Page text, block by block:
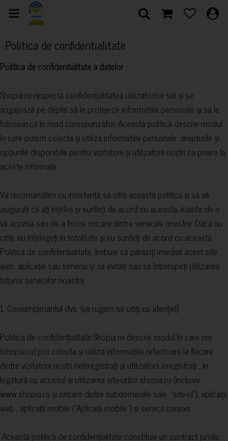
Politica de confidentialitate
Politica de confidentialitate a datelor
Shopia.ro respectă confidențialitatea utilizatorilor săi și se
angajează pe deplin să le protejeze informațiile personale și să le
folosească în mod corespunzător. Această politică descrie modul
în care putem colecta și utiliza informațiile personale ,drepturile și
opțiunile disponibile pentru vizitatorii și utilizatorii noștri cu privire la
aceste informații.
Vă recomandăm cu insistență să citiți această politică și să vă
asigurați că ați înțeles și sunteți de acord cu aceasta, înainte de a
vă accesa sau de a folosi oricare dintre serviciile noastre. Dacă nu
citiți, nu înțelegeți în totalitate și nu sunteți de acord cu această
Politică de confidențialitate, trebuie să părăsiți imediat acest site
web, aplicație sau serviciu și să evitați sau să întrerupeți utilizarea
tuturor serviciilor noastre.
1. Consimțământul dvs. (vă rugăm să citiți cu atenție!)
Politica de confidențialitate Shopia.ro descrie modul în care noi
(shopia.ro) pot colecta și utiliza informațiile referitoare la fiecare
dintre vizitatorii noștri neînregistrați și utilizatorii înregistrați , în
legătură cu accesul și utilizarea site-urilor shopia.ro (inclusiv
www.shopia.ro și oricare dintre subdomeniile sale, "site-ul"), aplicații
web , aplicații mobile ("Aplicații mobile") și servicii conexe.
Această politică de confidențialitate constituie un contract juridic